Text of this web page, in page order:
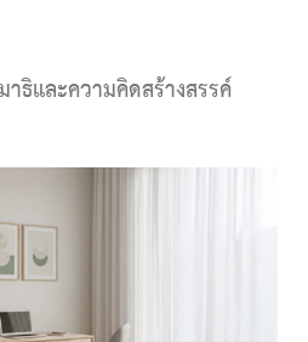
ธิและความคิดสร้างสรรค์